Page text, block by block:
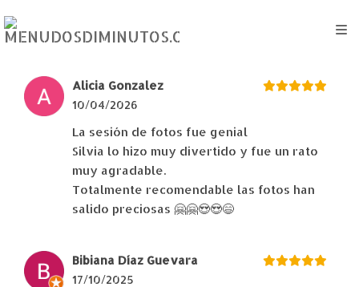
Alicia Gonzalez
10/04/2026
La sesión de fotos fue genial
Silvia lo hizo muy divertido y fue un rato
muy agradable.
Totalmente recomendable las fotos han
salido preciosas 🤗🤗😍😍😄
Bibiana Díaz Guevara
17/10/2025